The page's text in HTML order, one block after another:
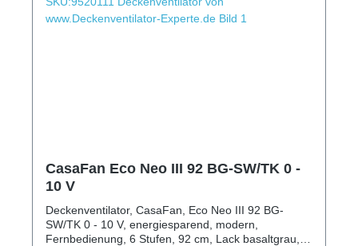
CasaFan Eco Neo III 92 BG-SW/TK 0 -
10 V
Deckenventilator, CasaFan, Eco Neo III 92 BG-
SW/TK 0 - 10 V, energiesparend, modern,
Fernbedienung, 6 Stufen, 92 cm, Lack basaltgrau,